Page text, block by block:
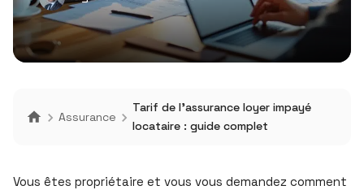
Assurance
Tarif de l’assurance loyer impayé
locataire : guide complet
Vous êtes propriétaire et vous vous demandez comment